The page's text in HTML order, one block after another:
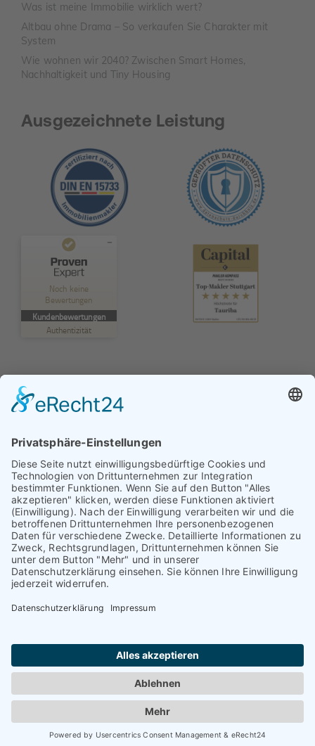
Was ist meine Immobilie wirklich wert?
Altbau ohne Drama – So verkaufen Sie Charakter mit
System
Wie wohnen wir 2040? Zwischen Smart Homes,
Nachhaltigkeit und Tiny Housing
Ausgezeichnete Leistung
Noch keine
Bewertungen
Kundenbewertungen
Authentizität
Kundenbewertungen und Erfahrungen zu
MANGELHAFT
kontakt@tauriba.de
Haftungsauschluss: Alle auf diesen Seiten veröffentlichten
Informationen wurden nach bestem Wissen und
Gewissen erstellt. Alle Kundenmeinungen beruhen auf
echten Kundenaussagen. Niemand wurde in irgendeiner
Form für diese Videos oder schriftlichen Bewertungen
einen höheren Verkaufspreis oder ähnliches garantieren.
sind nur möglich, wenn der Markt, die
Vermarktungsstrategie und die Eigenschaften der
Immobilie passen. Jede Immobilie lässt sich verkaufen,
wenn der Preis an der Nachfrage orientiert wird.